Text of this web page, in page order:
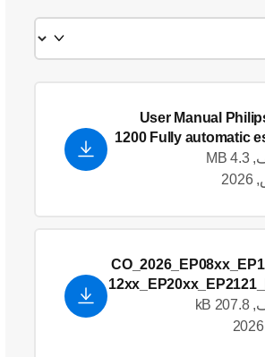
User Manual
1200 Fully automatic